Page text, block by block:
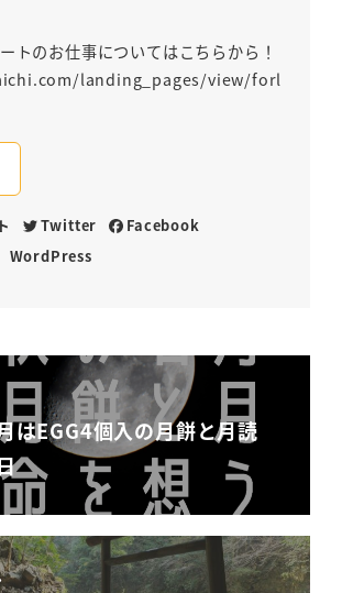
トのお仕事についてはこちらから！
landing_pages/view/forl
Twitter
Facebook
WordPress
はEGG4個入の月餅と月読